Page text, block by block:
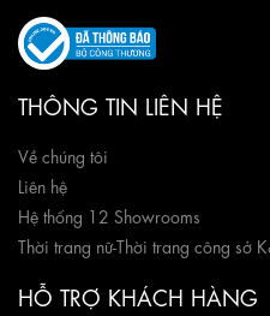
THÔNG TIN LIÊN HỆ
Về chúng tôi
Liên hệ
Hệ thống 12 Showrooms
Thời trang nữ-Thời trang công sở
HỖ TRỢ KHÁCH HÀNG